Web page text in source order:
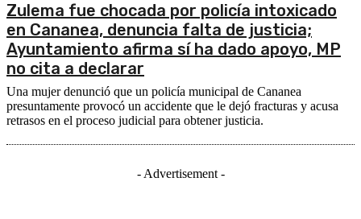
Zulema fue chocada por policía intoxicado
en Cananea, denuncia falta de justicia;
Ayuntamiento afirma sí ha dado apoyo, MP
no cita a declarar
Una mujer denunció que un policía municipal de Cananea
presuntamente provocó un accidente que le dejó fracturas y acusa
retrasos en el proceso judicial para obtener justicia.
- Advertisement -